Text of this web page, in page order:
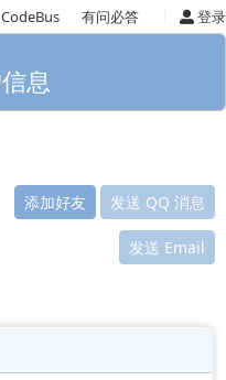
CodeBus 有问必答 登录
息
添加好友 发送 QQ 消息
发送 Email